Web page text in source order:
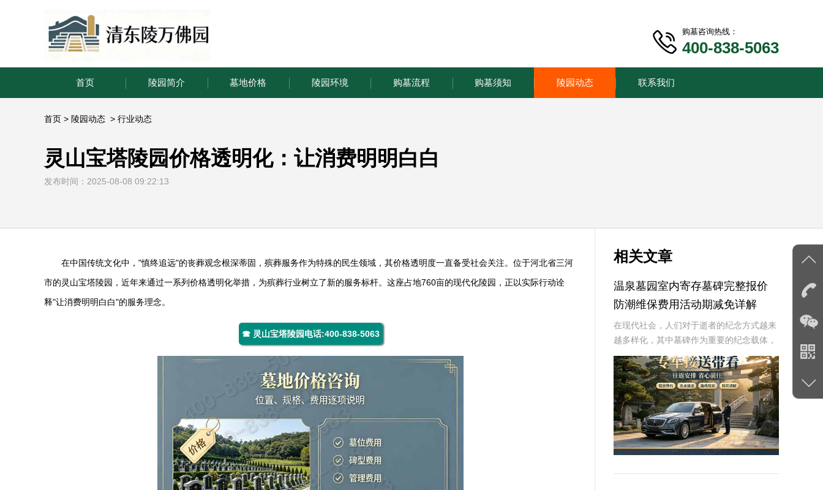
购墓咨询热线：
400-838-5063
首页 陵园简介 墓地价格 陵园环境 购墓流程 购墓须知 陵园动态 联系我们
首页 > 陵园动态 > 行业动态
灵山宝塔陵园价格透明化：让消费明明白白
发布时间：2025-08-08 09:22:13
在中国传统文化中，"慎终追远"的丧葬观念根深蒂固，殡葬服务作为特殊的民生领域，其价格透明度一直备受社会关注。位于河北省三河
市的灵山宝塔陵园 ，近年来通过一系列价格透明化举措，为殡葬行业树立了新的服务标杆。这座占地760亩的现代化陵园，正以实际行动诠
释"让消费明明白白"的服务理念。
☎ 灵山宝塔陵园电话:400-838-5063
相关文章
温泉墓园室内寄存墓碑完整报价
防潮维保费用活动期减免详解
在现代社会，人们对于逝者的纪念方式越来
越多样化，其中墓碑作为重要的纪念载体，
不仅是对逝者的缅怀，也是对生者的慰藉。
然而，随着时间推移和环境变化，墓碑可能
会遭受潮气侵蚀、风化等问题，影响其美观
和使用寿命